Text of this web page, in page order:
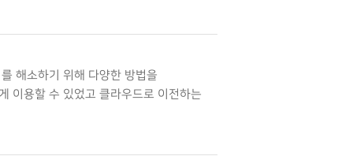
해소하기 위해 다양한 방법을
이용할 수 있었고 클라우드로 이전하는